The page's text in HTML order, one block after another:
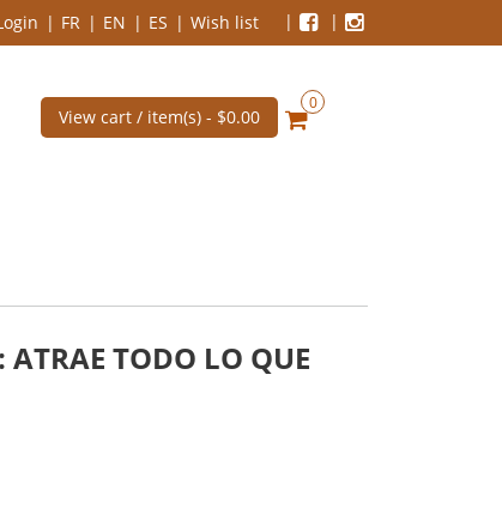
FR EN ES Wish list
View cart / item(s) - $0.00
0
ATRAE TODO LO QUE